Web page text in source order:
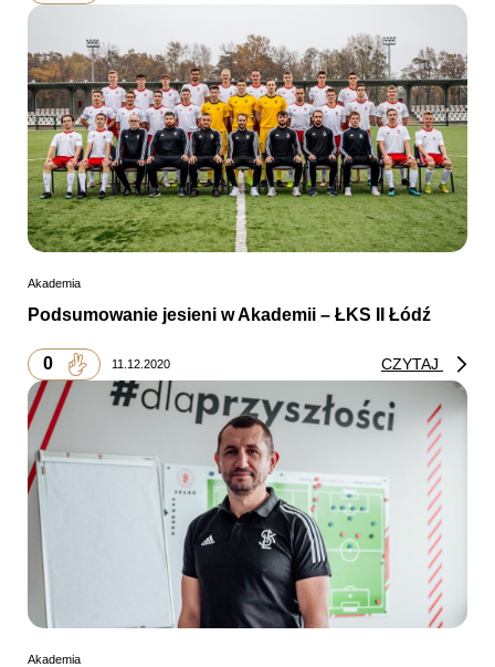
Akademia
Podsumowanie jesieni w Akademii – ŁKS II Łódź
0 11.12.2020 CZYTAJ
Akademia